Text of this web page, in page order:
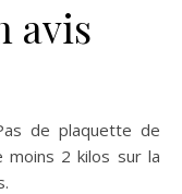
avis
de plaquette de
moins 2 kilos sur la